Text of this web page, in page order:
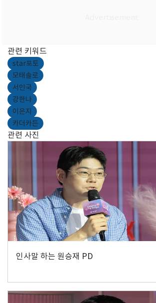
관련 키워드
star포토
모태솔로
서인국
강한나
이은지
카더카든
관련 사진
인사말 하는 원승재 PD